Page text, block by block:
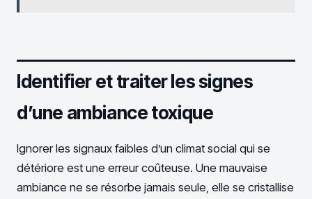
Identifier et traiter les signes
d’une ambiance toxique
Ignorer les signaux faibles d’un climat social qui se
détériore est une erreur coûteuse. Une mauvaise
ambiance ne se résorbe jamais seule, elle se cristallise